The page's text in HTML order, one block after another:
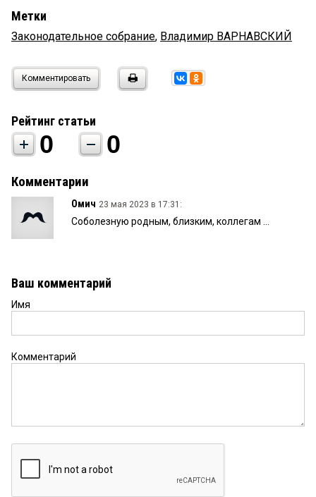
Метки
Законодательное собрание, Владимир ВАРНАВСКИЙ
Комментировать
Рейтинг статьи
0 0
Комментарии
Омич 23 мая 2023 в 17:31:
Соболезную родным, близким, коллегам …
Ваш комментарий
Имя
Комментарий